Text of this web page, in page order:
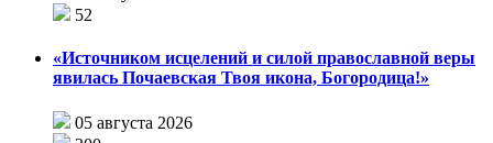
52
«Источником исцелений и силой православной веры
явилась Почаевская Твоя икона, Богородица!»
05 августа 2026